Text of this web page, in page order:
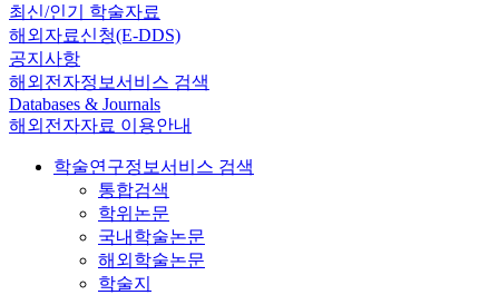
최신/인기 학술자료
해외자료신청(E-DDS)
공지사항
해외전자정보서비스 검색
Databases & Journals
해외전자자료 이용안내
학술연구정보서비스 검색
통합검색
학위논문
국내학술논문
해외학술논문
학술지